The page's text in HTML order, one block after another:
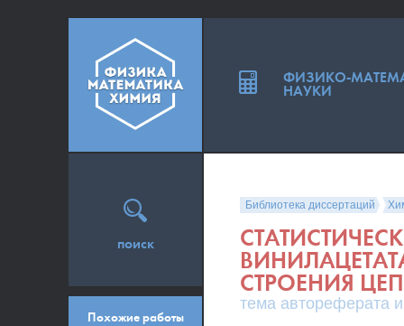
Библиотека диссертаций
СТРОЕНИЯ
тема автореферата
поиск
Похожие работы
ФИЗИКО-
НАУКИ